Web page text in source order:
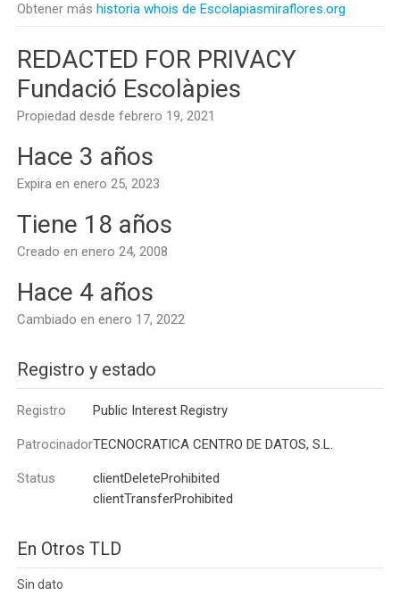
Obtener más historia whois de Escolapiasmiraflores.org
REDACTED FOR PRIVACY
Fundació Escolàpies
Propiedad desde febrero 19, 2021
Hace 3 años
Expira en enero 25, 2023
Tiene 18 años
Creado en enero 24, 2008
Hace 4 años
Cambiado en enero 17, 2022
Registro y estado
Registro Public Interest Registry
PatrocinadorTECNOCRATICA CENTRO DE DATOS, S.L.
Status
clientDeleteProhibited
clientTransferProhibited
En Otros TLD
Sin dato